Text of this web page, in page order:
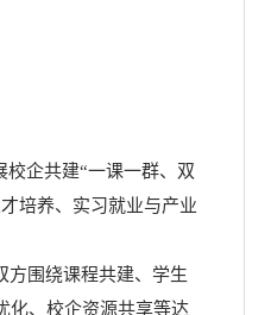
企共建“一课一群、双
培养、实习就业与产业
方围绕课程共建、学生
化、校企资源共享等达